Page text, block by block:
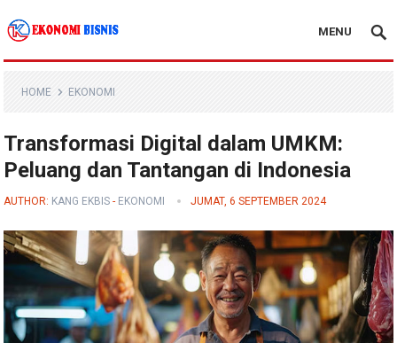
Kanal Ekonomi Bisnis
MENU
HOME EKONOMI
Transformasi Digital dalam UMKM:
Peluang dan Tantangan di Indonesia
AUTHOR: KANG EKBIS - EKONOMI JUMAT, 6 SEPTEMBER 2024